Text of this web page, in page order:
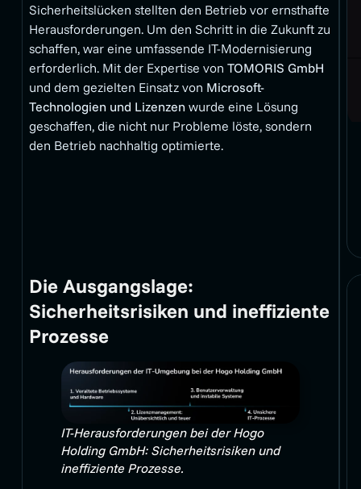
Sicherheitslücken stellten den Betrieb vor ernsthafte
Herausforderungen. Um den Schritt in die Zukunft zu
schaffen, war eine umfassende IT-Modernisierung
erforderlich. Mit der Expertise von TOMORIS GmbH
und dem gezielten Einsatz von Microsoft-
Technologien und Lizenzen wurde eine Lösung
geschaffen, die nicht nur Probleme löste, sondern
den Betrieb nachhaltig optimierte.
Die Ausgangslage:
Sicherheitsrisiken und ineffiziente
Prozesse
IT-Herausforderungen bei der Hogo
Holding GmbH: Sicherheitsrisiken und
ineffiziente Prozesse.